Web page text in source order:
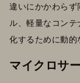
違いにかかわら
ル、軽量なコン
化するために動的
マイクロサ